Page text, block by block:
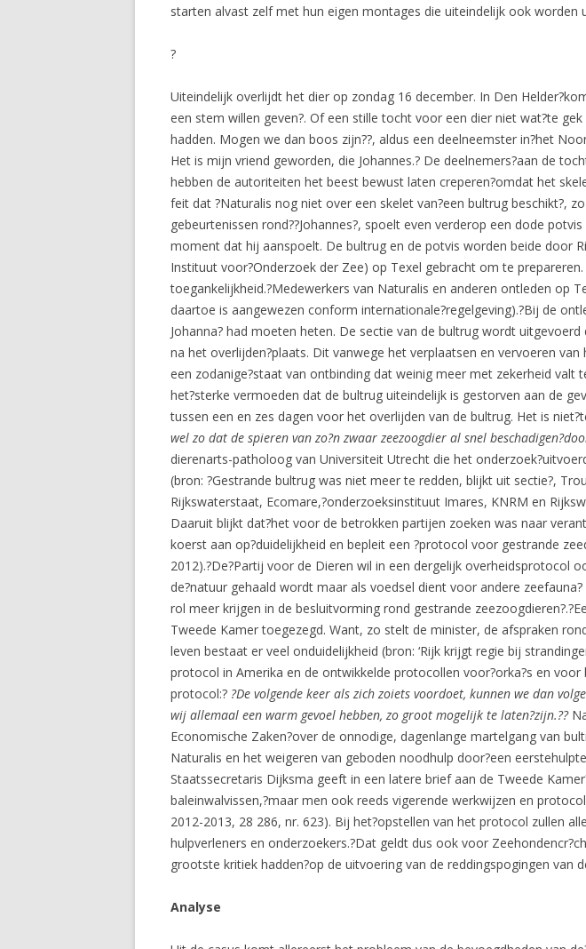
starten alvast zelf met hun eigen montages die uiteindelijk ook worden
?
Uiteindelijk overlijdt het dier op zondag 16 december. In Den
een stem willen geven?. Of een stille tocht voor een dier niet wat?te
hadden. Mogen we dan boos zijn??, aldus een deelneemster in?het
Het is mijn vriend geworden, die Johannes.? De deelnemers?aan de
hebben de autoriteiten het beest bewust laten creperen?omdat het
feit dat ?Naturalis nog niet over een skelet van?een bultrug beschikt?,
gebeurtenissen rond??Johannes?, spoelt even verderop een dode
moment dat hij aanspoelt. De bultrug en de potvis worden beide door
Instituut voor?Onderzoek der Zee) op Texel gebracht om te
toegankelijkheid.?Medewerkers van Naturalis en anderen ontleden op
daartoe is aangewezen conform internationale?regelgeving).?Bij de
Johanna? had moeten heten. De sectie van de bultrug wordt
na het overlijden?plaats. Dit vanwege het verplaatsen en vervoeren
een zodanige?staat van ontbinding dat weinig meer met zekerheid
het?sterke vermoeden dat de bultrug uiteindelijk is gestorven aan de
tussen een en zes dagen voor het overlijden van de bultrug. Het is
wel zo dat de spieren van zo?n zwaar zeezoogdier al snel
dierenarts-patholoog van Universiteit Utrecht die het
(bron: ?Gestrande bultrug was niet meer te redden, blijkt uit sectie?,
Rijkswaterstaat, Ecomare,?onderzoeksinstituut Imares, KNRM en
Daaruit blijkt dat?het voor de betrokken partijen zoeken was naar
koerst aan op?duidelijkheid en bepleit een ?protocol voor gestrande
2012).?De?Partij voor de Dieren wil in een dergelijk overheidsprotocol
de?natuur gehaald wordt maar als voedsel dient voor andere
rol meer krijgen in de besluitvorming rond gestrande
Tweede Kamer toegezegd. Want, zo stelt de minister, de afspraken
leven bestaat er veel onduidelijkheid (bron: ‘Rijk krijgt regie bij
protocol in Amerika en de ontwikkelde protocollen voor?orka?s en
protocol:? ?De volgende keer als zich zoiets voordoet, kunnen we dan
wij allemaal een warm gevoel hebben, zo groot mogelijk te laten?zijn.??
Economische Zaken?over de onnodige, dagenlange martelgang van
Naturalis en het weigeren van geboden noodhulp door?een
Staatssecretaris Dijksma geeft in een latere brief aan de Tweede
baleinwalvissen,?maar men ook reeds vigerende werkwijzen en
2012-2013, 28 286, nr. 623). Bij het?opstellen van het protocol zullen
hulpverleners en onderzoekers.?Dat geldt dus ook voor
grootste kritiek hadden?op de uitvoering van de reddingspogingen van
Analyse